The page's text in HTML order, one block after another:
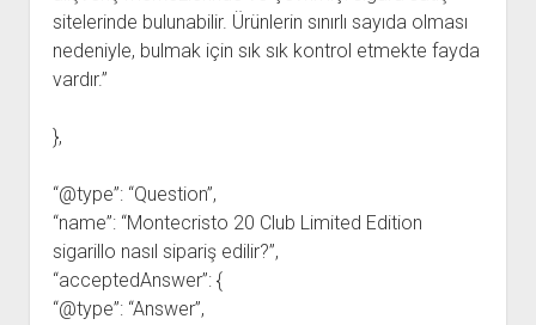
sitelerinde bulunabilir. Ürünlerin sınırlı sayıda olması
nedeniyle, bulmak için sık sık kontrol etmekte fayda
vardır.”
},
“@type”: “Question”,
“name”: “Montecristo 20 Club Limited Edition
sigarillo nasıl sipariş edilir?”,
“acceptedAnswer”: {
“@type”: “Answer”,